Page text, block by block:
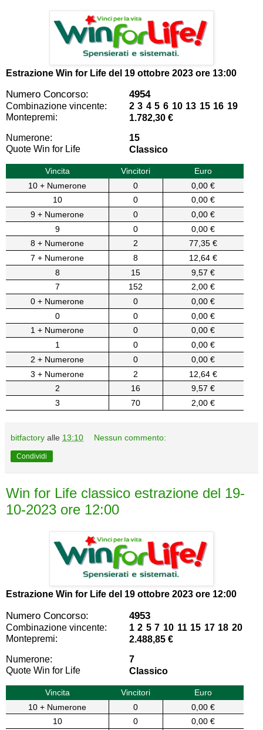
Estrazione Win for Life del 19 ottobre 2023 ore 13:00
Numero Concorso: 4954
Combinazione vincente:
2 3 4 5 6 10 13 15 16 19
Montepremi:
1.782,30 €
Numerone:
15
Quote Win for Life
Classico
Vincita Vincitori
Euro
10 + Numerone
0
0,00 €
10
0
0,00 €
9 + Numerone
0
0,00 €
9
0
0,00 €
8 + Numerone
2
77,35 €
7 + Numerone
8
12,64 €
8
15
9,57 €
7
152
2,00 €
0 + Numerone
0
0,00 €
0
0
0,00 €
1 + Numerone
0
0,00 €
1
0
0,00 €
2 + Numerone
0
0,00 €
3 + Numerone
2
12,64 €
2
16
9,57 €
3
70 2,00 €
bitfactory alle 13:10 Nessun commento:
Condividi
Win for Life classico estrazione del 19-
10-2023 ore 12:00
Estrazione Win for Life del 19 ottobre 2023 ore 12:00
Numero Concorso: 4953
Combinazione vincente:
1 2 5 7 10 11 15 17 18 20
Montepremi:
2.488,85 €
Numerone:
7
Quote Win for Life
Classico
Vincita Vincitori
Euro
10 + Numerone
0
0,00 €
10
0
0,00 €